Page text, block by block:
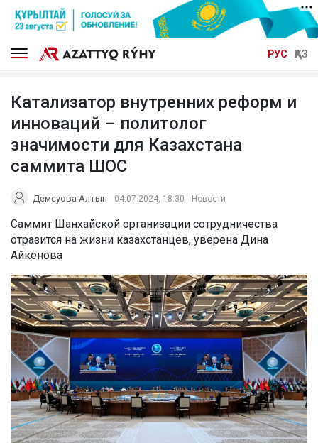
РУС ҚАЗ
Катализатор внутренних реформ и
инноваций – политолог
значимости для Казахстана
саммита ШОС
Демеуова Алтын 04.07.2024, 18:30 Новости
Саммит Шанхайской организации сотрудничества
отразится на жизни казахстанцев, уверена Дина
Айкенова